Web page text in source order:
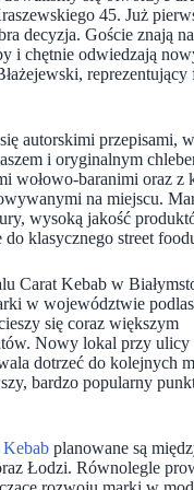
45. Już
decyzja. Goście znają
i chętnie odwiedzają
reprezentujący
autorskimi przepisami,
i oryginalnym
wołowo-baranimi oraz z
na miejscu.
wysoką jakość
klasycznego street
Carat Kebab w
w województwie
się coraz większym
Nowy lokal przy ulicy
dotrzeć do kolejnych
bardzo popularny
Kebab planowane są
Łodzi. Równolegle